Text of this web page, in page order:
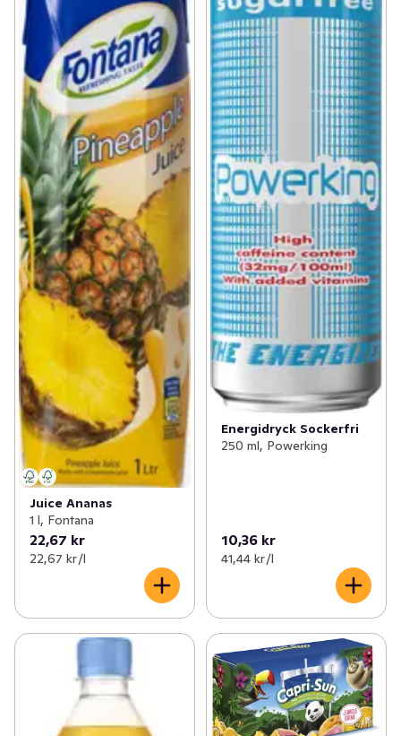
Juice Ananas
1 l, Fontana
22,67 kr
22,67 kr /l
Energidryck Sockerfri
250 ml, Powerking
10,36 kr
41,44 kr /l